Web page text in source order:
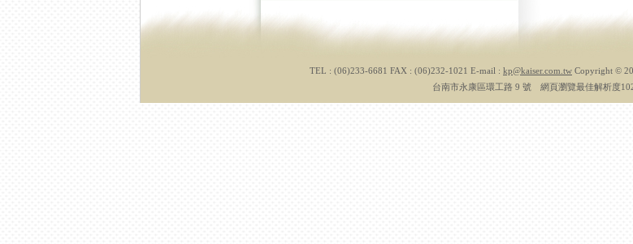
TEL : (06)233-6681 FAX : (06)232-1021 E-mail : kp@kaiser.com.tw Copyright ©
台南市永康區環工路 9 號 網頁瀏覽最佳解析度